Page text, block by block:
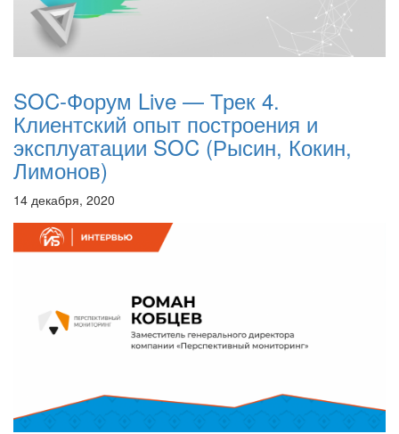
SOC-Форум Live — Трек 4.
Клиентский опыт построения и
эксплуатации SOC (Рысин, Кокин,
Лимонов)
14 декабря, 2020